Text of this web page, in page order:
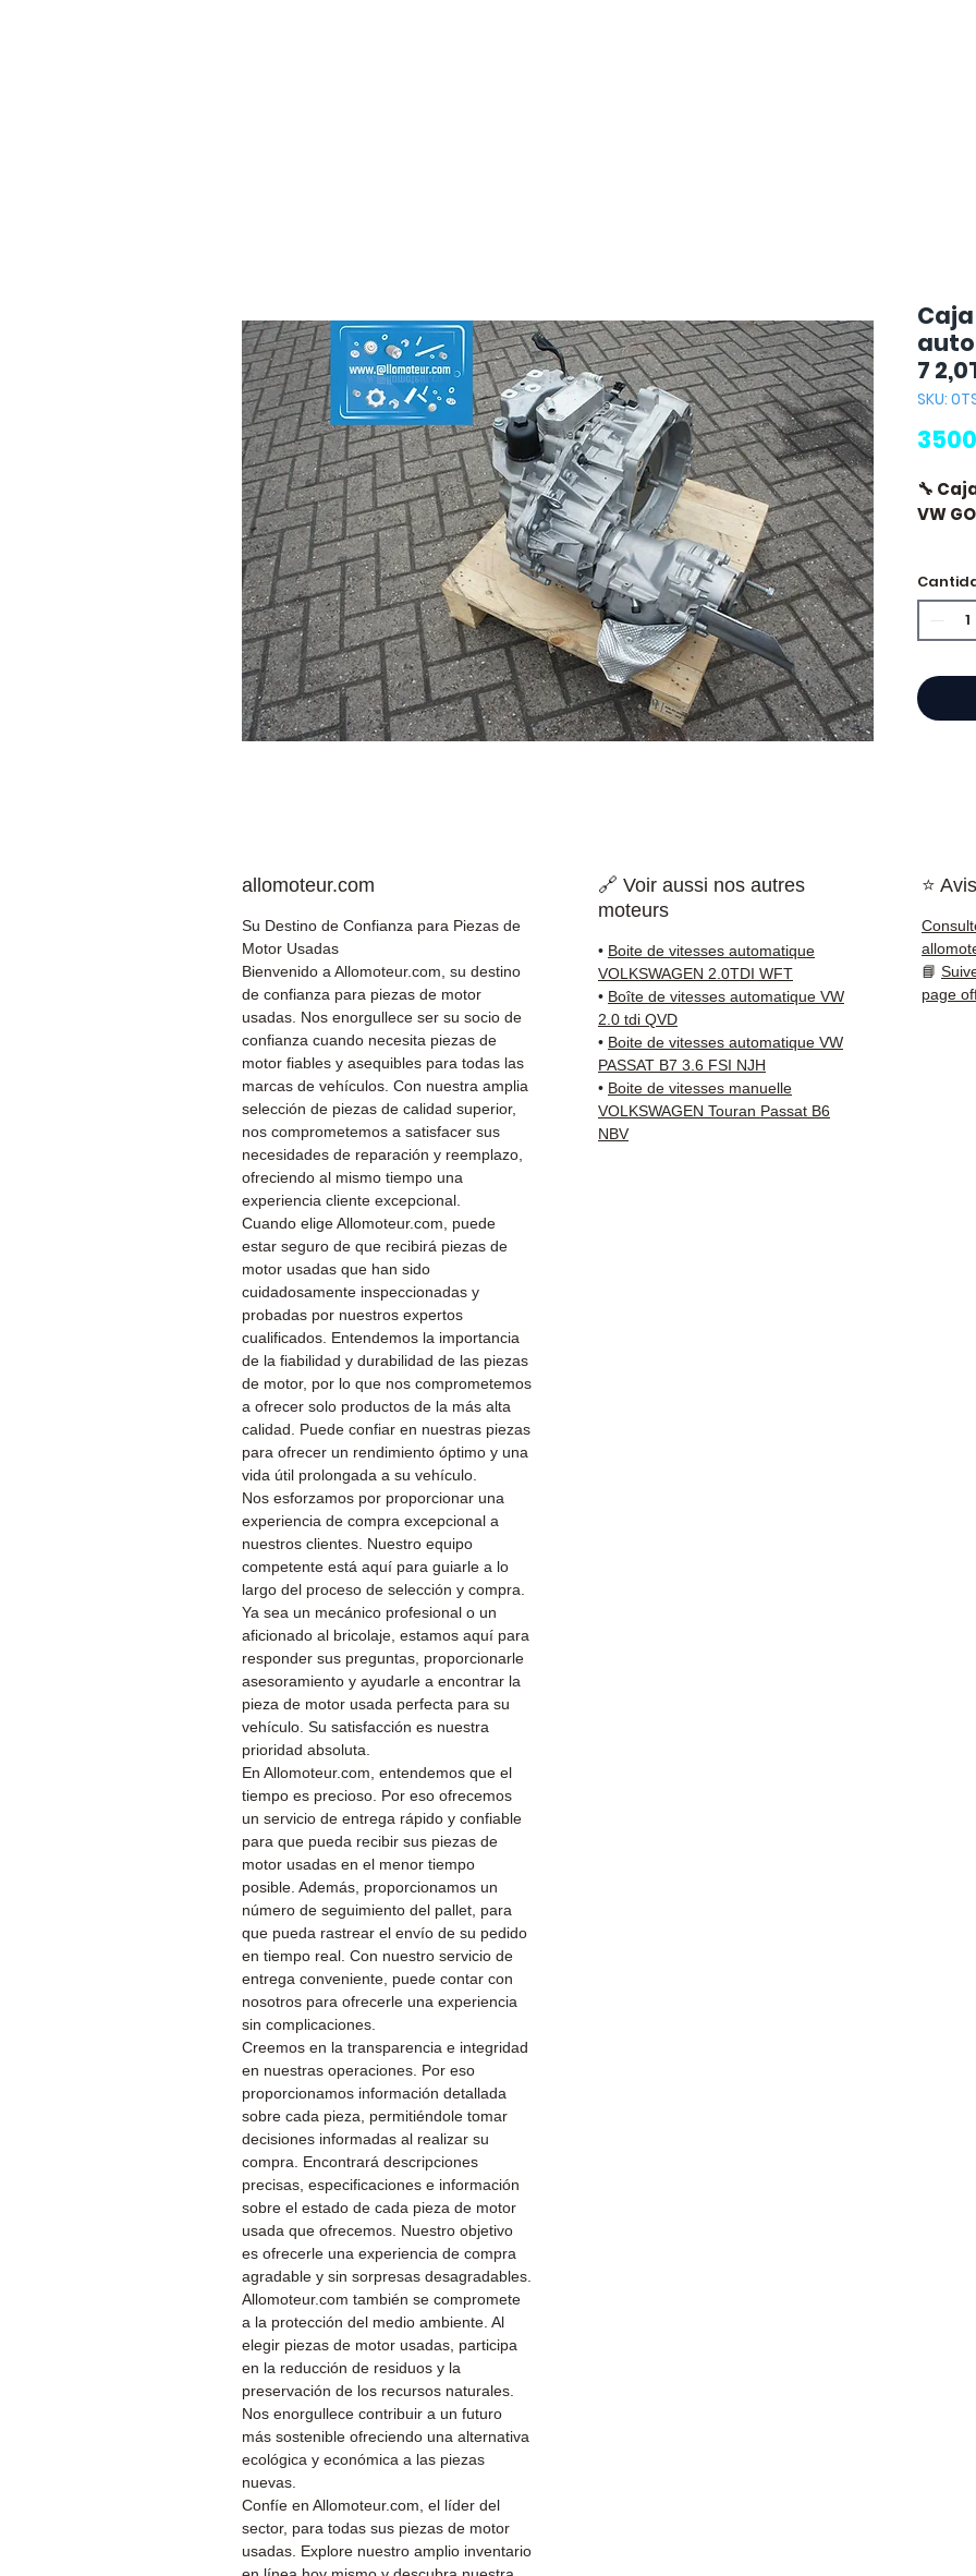
7
SKU:
🔧
VW
⭐
cajas
✅
antes
✅
✅
allomoteur.com
Su Destino de Confianza para Piezas de
Motor Usadas
Bienvenido a Allomoteur.com, su destino
de confianza para piezas de motor
usadas. Nos enorgullece ser su socio de
confianza cuando necesita piezas de
motor fiables y asequibles para todas las
marcas de vehículos. Con nuestra amplia
selección de piezas de calidad superior,
nos comprometemos a satisfacer sus
necesidades de reparación y reemplazo,
ofreciendo al mismo tiempo una
experiencia cliente excepcional.
Cuando elige Allomoteur.com, puede
estar seguro de que recibirá piezas de
motor usadas que han sido
cuidadosamente inspeccionadas y
probadas por nuestros expertos
cualificados. Entendemos la importancia
de la fiabilidad y durabilidad de las piezas
de motor, por lo que nos comprometemos
a ofrecer solo productos de la más alta
calidad. Puede confiar en nuestras piezas
para ofrecer un rendimiento óptimo y una
vida útil prolongada a su vehículo.
Nos esforzamos por proporcionar una
experiencia de compra excepcional a
nuestros clientes. Nuestro equipo
competente está aquí para guiarle a lo
largo del proceso de selección y compra.
Ya sea un mecánico profesional o un
aficionado al bricolaje, estamos aquí para
responder sus preguntas, proporcionarle
asesoramiento y ayudarle a encontrar la
pieza de motor usada perfecta para su
vehículo. Su satisfacción es nuestra
prioridad absoluta.
En Allomoteur.com, entendemos que el
tiempo es precioso. Por eso ofrecemos
un servicio de entrega rápido y confiable
para que pueda recibir sus piezas de
motor usadas en el menor tiempo
posible. Además, proporcionamos un
número de seguimiento del pallet, para
que pueda rastrear el envío de su pedido
en tiempo real. Con nuestro servicio de
entrega conveniente, puede contar con
nosotros para ofrecerle una experiencia
sin complicaciones.
Creemos en la transparencia e integridad
en nuestras operaciones. Por eso
proporcionamos información detallada
sobre cada pieza, permitiéndole tomar
decisiones informadas al realizar su
compra. Encontrará descripciones
precisas, especificaciones e información
sobre el estado de cada pieza de motor
usada que ofrecemos. Nuestro objetivo
es ofrecerle una experiencia de compra
agradable y sin sorpresas desagradables.
Allomoteur.com también se compromete
a la protección del medio ambiente. Al
elegir piezas de motor usadas, participa
en la reducción de residuos y la
preservación de los recursos naturales.
Nos enorgullece contribuir a un futuro
más sostenible ofreciendo una alternativa
ecológica y económica a las piezas
nuevas.
Confíe en Allomoteur.com, el líder del
sector, para todas sus piezas de motor
usadas. Explore nuestro amplio inventario
🔗 Voir aussi nos autres
moteurs
• Boite de vitesses automatique
VOLKSWAGEN 2.0TDI WFT
• Boîte de vitesses automatique VW
2.0 tdi QVD
• Boite de vitesses automatique VW
PASSAT B7 3.6 FSI NJH
• Boite de vitesses manuelle
VOLKSWAGEN Touran Passat B6
NBV
⭐
📘
page